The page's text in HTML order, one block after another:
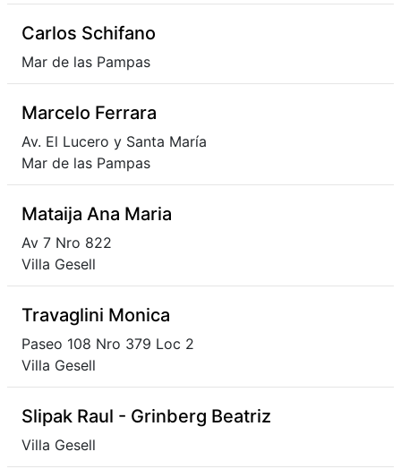
Carlos Schifano
Mar de las Pampas
Marcelo Ferrara
Av. El Lucero y Santa María
Mar de las Pampas
Mataija Ana Maria
Av 7 Nro 822
Villa Gesell
Travaglini Monica
Paseo 108 Nro 379 Loc 2
Villa Gesell
Slipak Raul - Grinberg Beatriz
Villa Gesell